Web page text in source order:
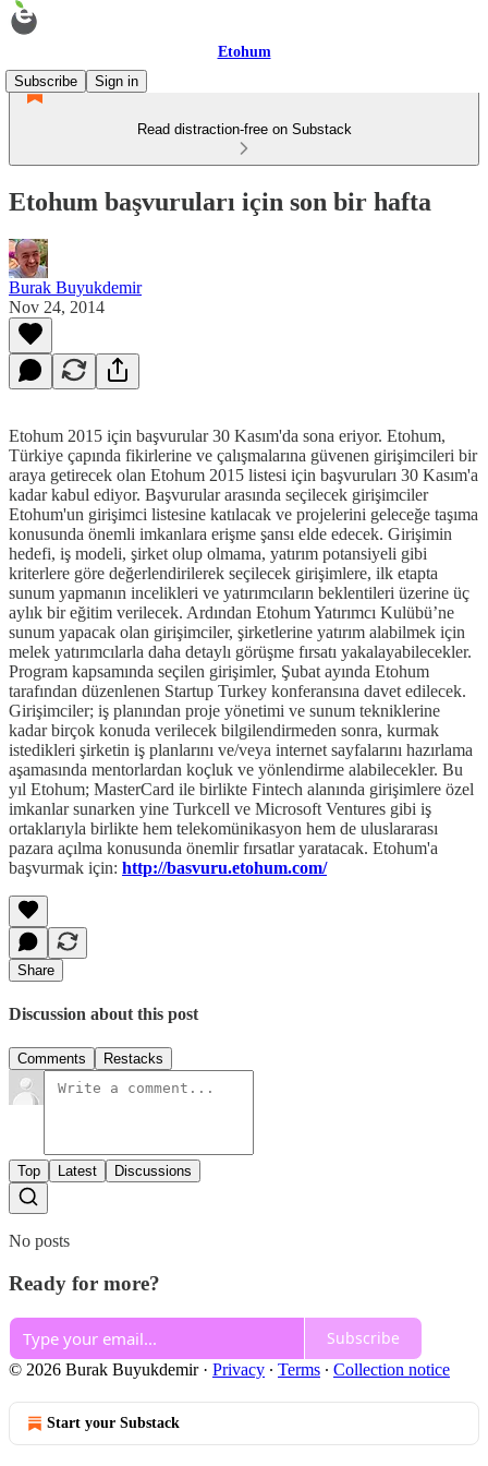
Etohum
Subscribe
Sign in
Read distraction-free on Substack
Etohum başvuruları için son bir hafta
Burak Buyukdemir
Nov 24, 2014
Etohum 2015 için başvurular 30 Kasım'da sona eriyor. Etohum,
Türkiye çapında fikirlerine ve çalışmalarına güvenen girişimcileri bir
araya getirecek olan Etohum 2015 listesi için başvuruları 30 Kasım'a
kadar kabul ediyor. Başvurular arasında seçilecek girişimciler
Etohum'un girişimci listesine katılacak ve projelerini geleceğe taşıma
konusunda önemli imkanlara erişme şansı elde edecek. Girişimin
hedefi, iş modeli, şirket olup olmama, yatırım potansiyeli gibi
kriterlere göre değerlendirilerek seçilecek girişimlere, ilk etapta
sunum yapmanın incelikleri ve yatırımcıların beklentileri üzerine üç
aylık bir eğitim verilecek. Ardından Etohum Yatırımcı Kulübü’ne
sunum yapacak olan girişimciler, şirketlerine yatırım alabilmek için
melek yatırımcılarla daha detaylı görüşme fırsatı yakalayabilecekler.
Program kapsamında seçilen girişimler, Şubat ayında Etohum
tarafından düzenlenen Startup Turkey konferansına davet edilecek.
Girişimciler; iş planından proje yönetimi ve sunum tekniklerine
kadar birçok konuda verilecek bilgilendirmeden sonra, kurmak
istedikleri şirketin iş planlarını ve/veya internet sayfalarını hazırlama
aşamasında mentorlardan koçluk ve yönlendirme alabilecekler. Bu
yıl Etohum; MasterCard ile birlikte Fintech alanında girişimlere özel
imkanlar sunarken yine Turkcell ve Microsoft Ventures gibi iş
ortaklarıyla birlikte hem telekomünikasyon hem de uluslararası
pazara açılma konusunda önemlir fırsatlar yaratacak. Etohum'a
başvurmak için: http://basvuru.etohum.com/
Share
Discussion about this post
Comments Restacks
Top Latest Discussions
No posts
Ready for more?
Subscribe
© 2026 Burak Buyukdemir· Privacy ∙ Terms ∙ Collection notice
Start your Substack